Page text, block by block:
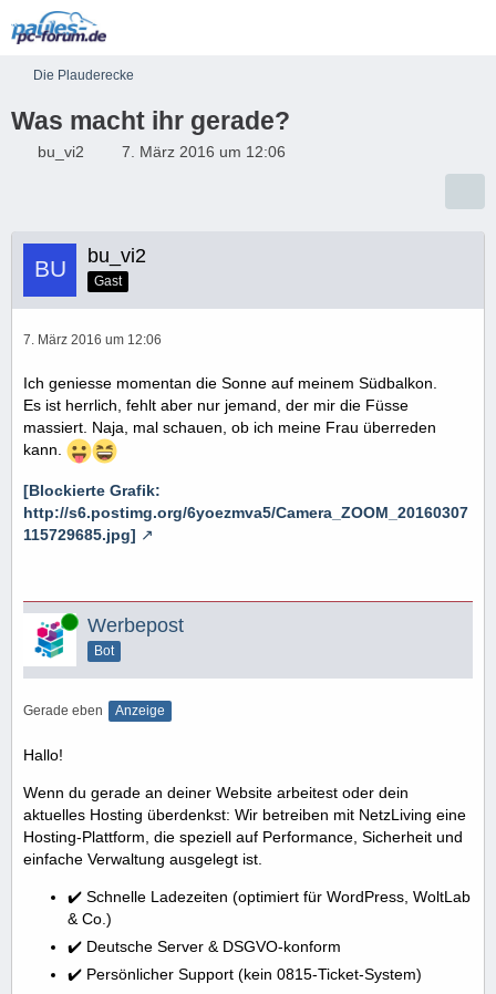
Die Plauderecke
Was macht ihr gerade?
bu_vi2 7. März 2016 um 12:06
bu_vi2
Gast
7. März 2016 um 12:06
Ich geniesse momentan die Sonne auf meinem Südbalkon.
Es ist herrlich, fehlt aber nur jemand, der mir die Füsse
massiert. Naja, mal schauen, ob ich meine Frau überreden
kann.
[Blockierte Grafik:
http://s6.postimg.org/6yoezmva5/Camera_ZOOM_20160307
115729685.jpg]
Online Werbepost
Bot
Gerade eben Anzeige
Hallo!
Wenn du gerade an deiner Website arbeitest oder dein
aktuelles Hosting überdenkst: Wir betreiben mit NetzLiving eine
Hosting-Plattform, die speziell auf Performance, Sicherheit und
einfache Verwaltung ausgelegt ist.
✔️ Schnelle Ladezeiten (optimiert für WordPress, WoltLab
& Co.)
✔️ Deutsche Server & DSGVO-konform
✔️ Persönlicher Support (kein 0815-Ticket-System)